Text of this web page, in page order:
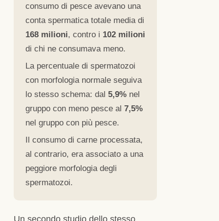
consumo di pesce avevano una
conta spermatica totale media di
168 milioni, contro i 102 milioni
di chi ne consumava meno.
La percentuale di spermatozoi
con morfologia normale seguiva
lo stesso schema: dal 5,9% nel
gruppo con meno pesce al 7,5%
nel gruppo con più pesce.
Il consumo di carne processata,
al contrario, era associato a una
peggiore morfologia degli
spermatozoi.
Un secondo studio dello stesso